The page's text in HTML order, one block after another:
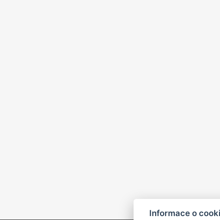
Informace o